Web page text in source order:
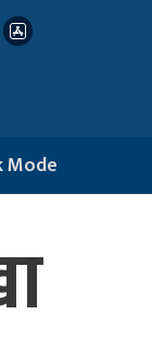
Mode